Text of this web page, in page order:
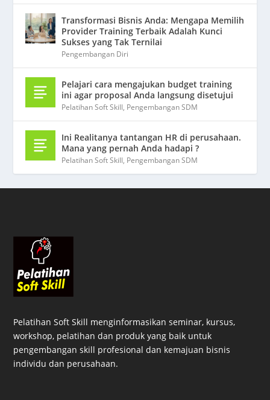
Transformasi Bisnis Anda: Mengapa Memilih
Provider Training Terbaik Adalah Kunci
Sukses yang Tak Ternilai
Pengembangan Diri
Pelajari cara mengajukan budget training
ini agar proposal Anda langsung disetujui
Pelatihan Soft Skill, Pengembangan SDM
Ini Realitanya tantangan HR di perusahaan.
Mana yang pernah Anda hadapi ?
Pelatihan Soft Skill, Pengembangan SDM
Pelatihan Soft Skill menginformasikan seminar, kursus,
workshop, pelatihan dan produk yang baik untuk
pengembangan skill profesional dan kemajuan bisnis
individu dan perusahaan.